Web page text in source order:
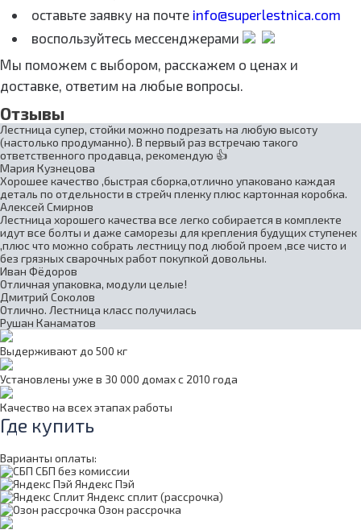
оставьте заявку на почте info@superlestnica.com
воспользуйтесь мессенджерами
Мы поможем с выбором, расскажем о ценах и
доставке, ответим на любые вопросы.
Отзывы
Лестница супер, стойки можно подрезать на любую высоту
(настолько продуманно). В первый раз встречаю такого
ответственного продавца, рекомендую 👍
Мария Кузнецова
Хорошее качество ,быстрая сборка,отлично упаковано каждая
деталь по отдельности в стрейч пленку плюс картонная коробка.
Алексей Смирнов
Лестница хорошего качества все легко собирается в комплекте
идут все болты и даже саморезы для крепления будущих ступенек
,плюс что можно собрать лестницу под любой проем ,все чисто и
без грязных сварочных работ покупкой довольны.
Иван Фёдоров
Отличная упаковка, модули целые!
Дмитрий Соколов
Отлично. Лестница класс получилась
Рушан Канаматов
Выдерживают до 500 кг
Установлены уже в 30 000 домах с 2010 года
Качество на всех этапах работы
Где купить
Варианты оплаты:
СБП без комиссии
Яндекс Пэй
Яндекс сплит (рассрочка)
Озон рассрочка